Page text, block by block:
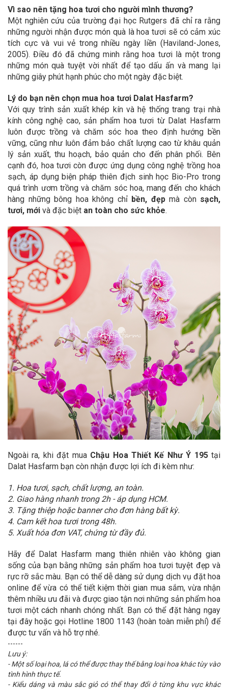
Vì sao nên tặng hoa tươi cho người mình thương?
Một nghiên cứu của trường đại học Rutgers đã chỉ ra rằng
những người nhận được món quà là hoa tươi sẽ có cảm xúc
tích cực và vui vẻ trong nhiều ngày liền (Haviland-Jones,
2005). Điều đó đã chứng minh rằng hoa tươi là một trong
những món quà tuyệt vời nhất để tạo dấu ấn và mang lại
những giây phút hạnh phúc cho một ngày đặc biệt.
Lý do bạn nên chọn mua hoa tươi Dalat Hasfarm?
Với quy trình sản xuất khép kín và hệ thống trang trại nhà
kính công nghệ cao, sản phẩm hoa tươi từ Dalat Hasfarm
luôn được trồng và chăm sóc hoa theo định hướng bền
vững, cũng như luôn đảm bảo chất lượng cao từ khâu quản
lý sản xuất, thu hoạch, bảo quản cho đến phân phối. Bên
cạnh đó, hoa tươi còn được ứng dụng công nghệ trồng hoa
sạch, áp dụng biện pháp thiên địch sinh học Bio-Pro trong
quá trình ươm trồng và chăm sóc hoa, mang đến cho khách
hàng những bông hoa không chỉ bền, đẹpmà còn sạch,
tươi, mới và đặc biệt an toàn cho sức khỏe.
Ngoài ra, khi đặt mua Chậu Hoa Thiết Kế Như Ý 195tại
Dalat Hasfarm bạn còn nhận được lợi ích đi kèm như:
1. Hoa tươi, sạch, chất lượng, an toàn.
2. Giao hàng nhanh trong 2h - áp dụng HCM.
3. Tặng thiệp hoặc banner cho đơn hàng bất kỳ.
4. Cam kết hoa tươi trong 48h.
5. Xuất hóa đơn VAT, chứng từ đầy đủ.
Hãy để Dalat Hasfarm mang thiên nhiên vào không gian
sống của bạn bằng những sản phẩm hoa tươi tuyệt đẹp và
rực rỡ sắc màu. Bạn có thể dễ dàng sử dụng dịch vụ đặt hoa
online để vừa có thể tiết kiệm thời gian mua sắm, vừa nhận
thêm nhiều ưu đãi và được giao tận nơi những sản phẩm hoa
tươi một cách nhanh chóng nhất. Bạn có thể đặt hàng ngay
tại đây hoặc gọi Hotline 1800 1143 (hoàn toàn miễn phí) để
được tư vấn và hỗ trợ nhé.
------
Lưu ý:
- Một số loại hoa, lá có thể được thay thế bằng loại hoa khác tùy vào
tình hình thực tế.
- Kiểu dáng và màu sắc giỏ có thể thay đổi ở từng khu vực khác